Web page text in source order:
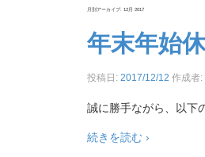
月別アーカイブ: 12月 2017
年末年始
投稿日: 2017/12/12 作成者:
誠に勝手ながら、以下
続きを読む ›